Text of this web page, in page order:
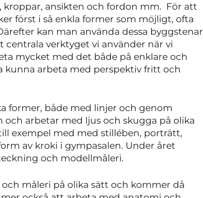
kroppar, ansikten och fordon mm. För att
först i så enkla former som möjligt, ofta
kan man använda dessa byggstenar
verktyget vi använder när vi
mycket med det både på enklare och
kunna arbeta med perspektiv fritt och
former, både med linjer och genom
arbetar med ljus och skugga på olika
exempel med med stillében, porträtt,
av kroki i gympasalen. Under året
och modellmåleri.
måleri på olika sätt och kommer då